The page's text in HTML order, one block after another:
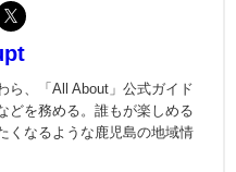
ら、「All About」公式ガイド
どを務める。誰もが楽しめる
くなるような鹿児島の地域情